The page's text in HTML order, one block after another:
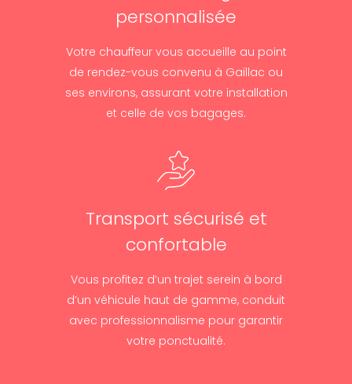
personnalisée
Votre chauffeur vous accueille au point
de rendez-vous convenu à Gaillac ou
ses environs, assurant votre installation
et celle de vos bagages.
Transport sécurisé et
confortable
Vous profitez d’un trajet serein à bord
d’un véhicule haut de gamme, conduit
avec professionnalisme pour garantir
votre ponctualité.